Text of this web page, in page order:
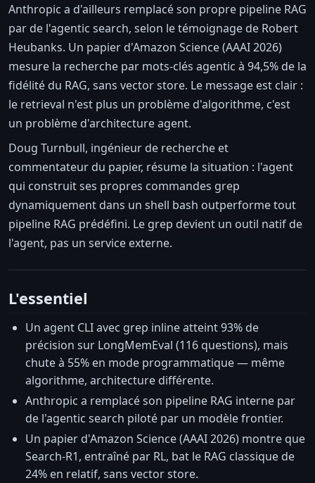
Anthropic a d'ailleurs remplacé son propre pipeline RAG
par de l'agentic search, selon le témoignage de Robert
Heubanks. Un papier d'Amazon Science (AAAI 2026)
mesure la recherche par mots-clés agentic à 94,5% de la
fidélité du RAG, sans vector store. Le message est clair :
le retrieval n'est plus un problème d'algorithme, c'est
un problème d'architecture agent.
Doug Turnbull, ingénieur de recherche et
commentateur du papier, résume la situation : l'agent
qui construit ses propres commandes grep
dynamiquement dans un shell bash outperforme tout
pipeline RAG prédéfini. Le grep devient un outil natif de
l'agent, pas un service externe.
L'essentiel
Un agent CLI avec grep inline atteint 93% de
précision sur LongMemEval (116 questions), mais
chute à 55% en mode programmatique — même
algorithme, architecture différente.
Anthropic a remplacé son pipeline RAG interne par
de l'agentic search piloté par un modèle frontier.
Un papier d'Amazon Science (AAAI 2026) montre que
Search-R1, entraîné par RL, bat le RAG classique de
24% en relatif, sans vector store.